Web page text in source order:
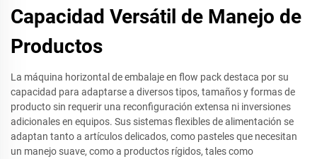
Capacidad Versátil de Manejo de
Productos
La máquina horizontal de embalaje en flow pack destaca por su
capacidad para adaptarse a diversos tipos, tamaños y formas de
producto sin requerir una reconfiguración extensa ni inversiones
adicionales en equipos. Sus sistemas flexibles de alimentación se
adaptan tanto a artículos delicados, como pasteles que necesitan
un manejo suave, como a productos rígidos, tales como